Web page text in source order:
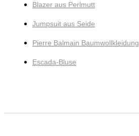
Blazer aus Perlmutt
Jumpsuit aus Seide
Pierre Balmain Baumwollkleidung
Escada-Bluse